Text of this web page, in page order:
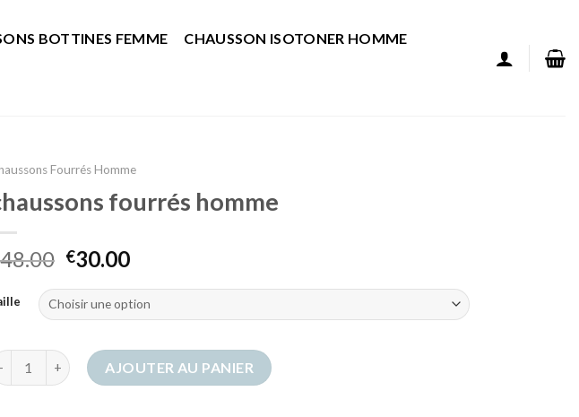
BOTTINES FEMME CHAUSSON ISOTONER HOMME
Fourrés Homme
fourrés homme
48.00 €30.00
de chaussons fourrés homme
AJOUTER AU PANIER